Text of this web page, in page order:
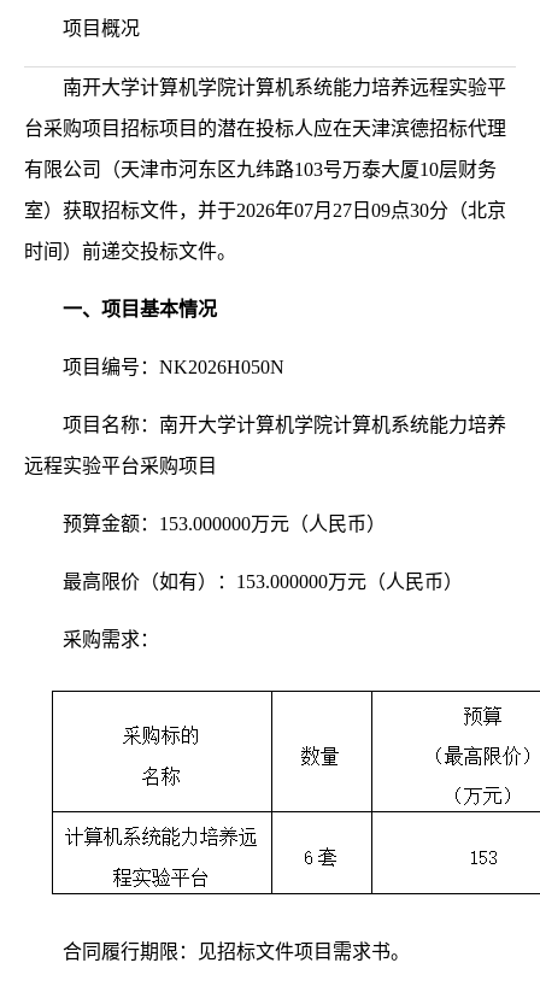
项目概况
南开大学计算机学院计算机系统能力培养远程实验平
台采购项目招标项目的潜在投标人应在天津滨德招标代理
有限公司（天津市河东区九纬路103号万泰大厦10层财务
室）获取招标文件，并于2026年07月27日09点30分（北京
时间）前递交投标文件。
一、项目基本情况
项目编号： NK2026H050N
项目名称：南开大学计算机学院计算机系统能力培养
远程实验平台采购项目
预算金额： 153.000000万元（人民币）
最高限价（如有）： 153.000000万元（人民币）
采购需求：
合同履行期限：见招标文件项目需求书。